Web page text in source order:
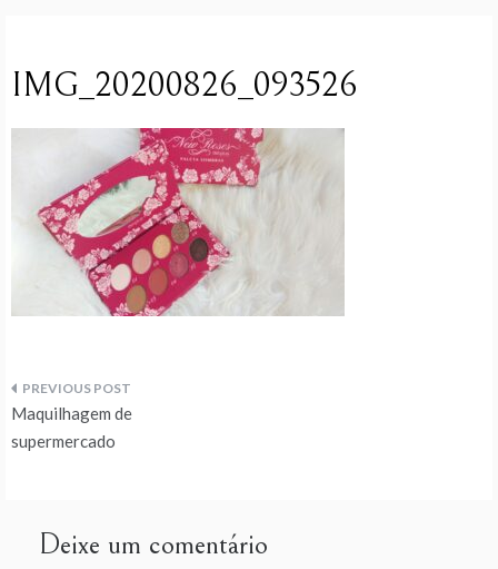
IMG_20200826_093526
Navegação
de
Maquilhagem de
supermercado
Deixe um comentário